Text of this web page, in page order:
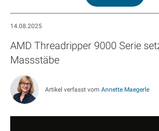
14.08.2025
AMD Threadripper 9000 Serie
Massstäbe
Artikel verfasst vom Annette Maegerle